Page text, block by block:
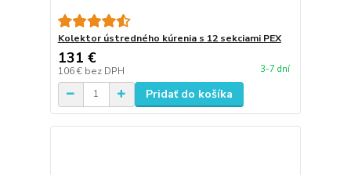
Kolektor ústredného kúrenia s 12 sekciami PEX
131 €
106 € bez DPH 3-7 dní
Pridať do košíka